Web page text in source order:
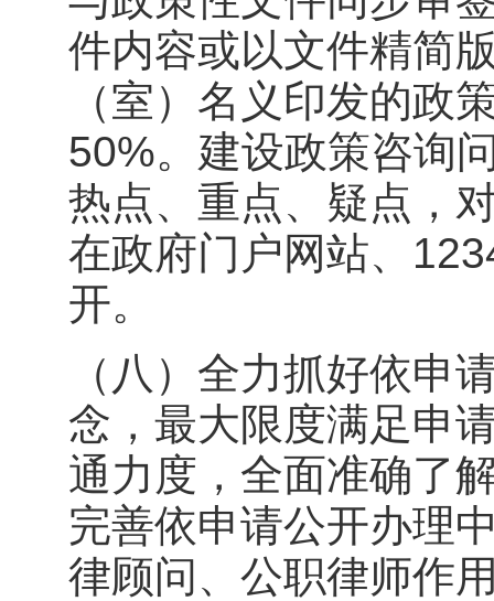
件内容或以文件精简
（室）名义印发的政
50%。建设政策咨询
热点、重点、疑点，
在政府门户网站、
开。
（八）全力抓好依申
念，最大限度满足申
通力度，全面准确了
完善依申请公开办理
律顾问、公职律师作